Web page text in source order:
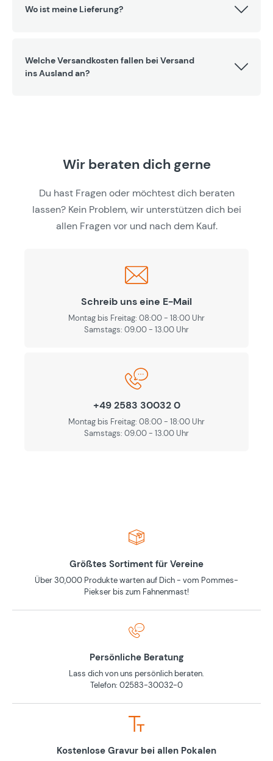
Wo ist meine Lieferung?
Welche Versandkosten fallen bei Versand
ins Ausland an?
Wir beraten dich gerne
Du hast Fragen oder möchtest dich beraten
lassen? Kein Problem, wir unterstützen dich bei
allen Fragen vor und nach dem Kauf.
Schreib uns eine E-Mail
Montag bis Freitag: 08:00 - 18:00 Uhr
Samstags: 09.00 - 13.00 Uhr
+49 2583 30032 0
Montag bis Freitag: 08:00 - 18:00 Uhr
Samstags: 09.00 - 13.00 Uhr
Größtes Sortiment für Vereine
Über 30,000 Produkte warten auf Dich - vom Pommes-
Piekser bis zum Fahnenmast!
Persönliche Beratung
Lass dich von uns persönlich beraten.
Telefon: 02583-30032-0
Kostenlose Gravur bei allen Pokalen